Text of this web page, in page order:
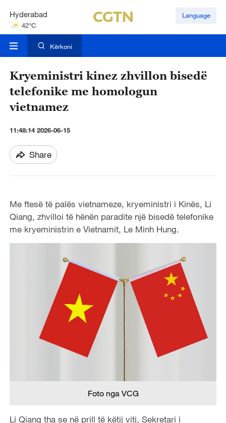
Hyderabad
Mumbai
Language
Kërkoni
Kryeministri kinez zhvillon bisedë
telefonike me homologun
vietnamez
11:48:14 2026-06-15
Share
Me ftesë të palës vietnameze, kryeministri i Kinës, Li
Qiang, zhvilloi të hënën paraditenjë bisedë telefonike
me kryeministrin e Vietnamit, Le Minh Hung.
Foto nga VCG
Li Qiang tha se në prill të këtij viti, Sekretari i